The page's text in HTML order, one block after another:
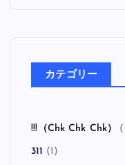
カテゴリー
!!!（Chk Chk Chk）
311 (1)